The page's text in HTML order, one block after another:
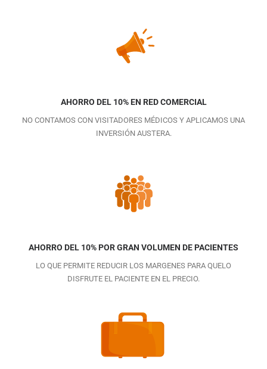
AHORRO DEL 10% EN RED COMERCIAL
NO CONTAMOS CON VISITADORES MÉDICOS Y APLICAMOS UNA
INVERSIÓN AUSTERA.
AHORRO DEL 10% POR GRAN VOLUMEN DE PACIENTES
LO QUE PERMITE REDUCIR LOS MARGENES PARA QUELO
DISFRUTE EL PACIENTE EN EL PRECIO.